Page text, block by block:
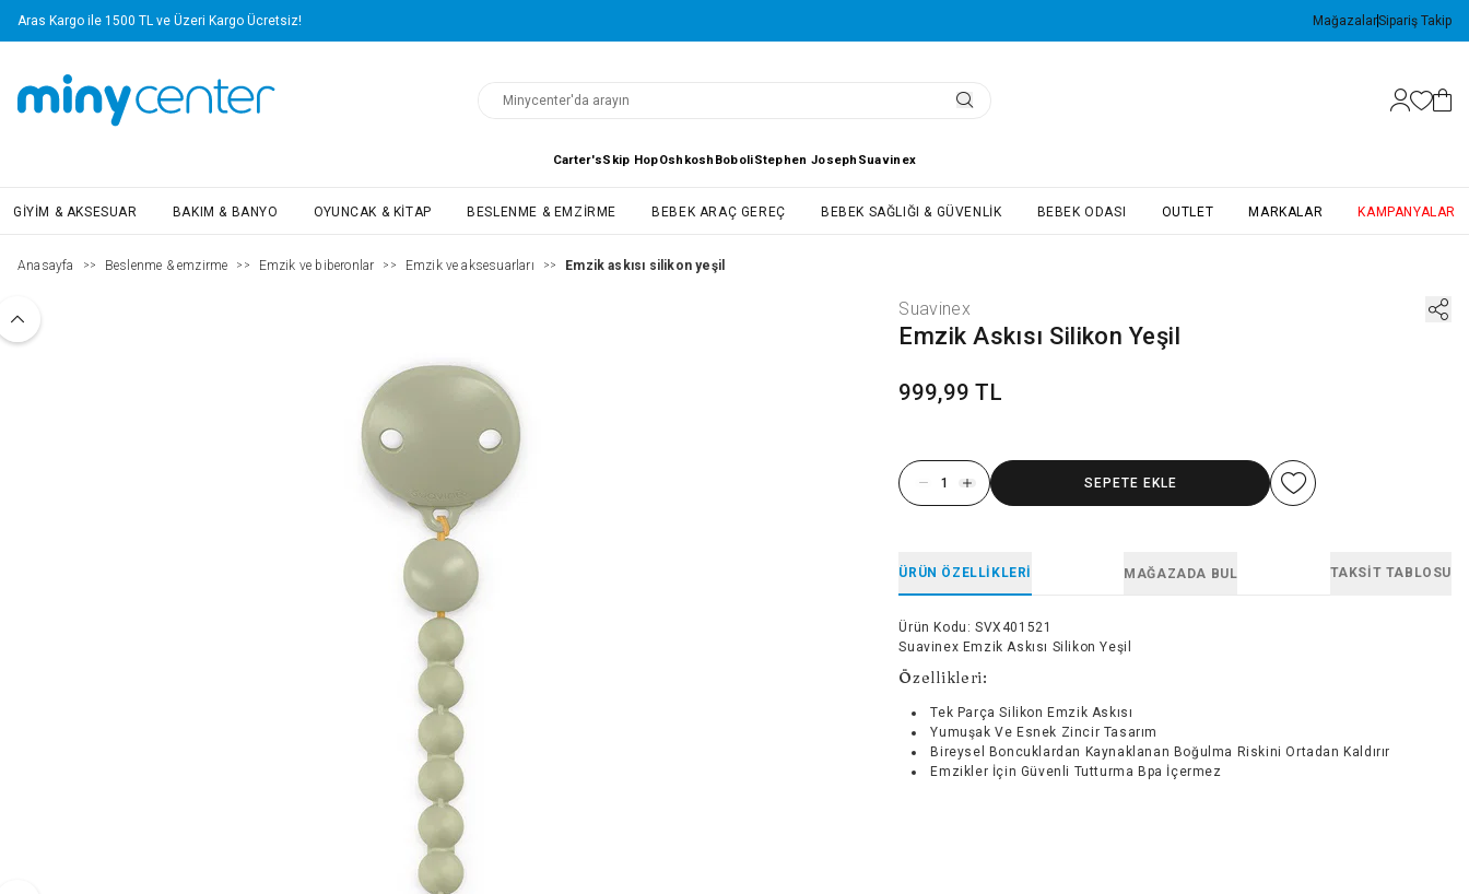
Aras Kargo ile 1500 TL ve Üzeri Kargo Ücretsiz! MağazalarSipariş Takip
Carter'sSkip HopOshkosh BoboliStephen Joseph Suavinex
GIYIM & AKSESUAR BAKIM & BANYO OYUNCAK & KITAP BESLENME & EMZIRME BEBEK ARAÇ GEREÇ BEBEK SAĞLIĞI & GÜVENLIK BEBEK ODASI OUTLET MARKALAR KAMPANYALAR
Anasayfa >> Beslenme & emzirme >> Emzik ve biberonlar >> Emzik ve aksesuarları >> Emzik askısı silikon yeşil
Suavinex
Emzik Askısı Silikon Yeşil
999,99 TL
SEPETE EKLE
ÜRÜN ÖZELLIKLERI MAĞAZADA BUL TAKSIT TABLOSU
Ürün Kodu : SVX401521
Suavinex Emzik Askısı Silikon Yeşil
Özellikleri:
Tek Parça Silikon Emzik Askısı
Yumuşak Ve Esnek Zincir Tasarım
Bireysel Boncuklardan Kaynaklanan Boğulma Riskini Ortadan Kaldırır
Emzikler İçin Güvenli Tutturma Bpa İçermez